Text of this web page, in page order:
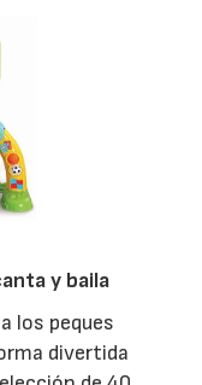
y baila
los peques
divertida